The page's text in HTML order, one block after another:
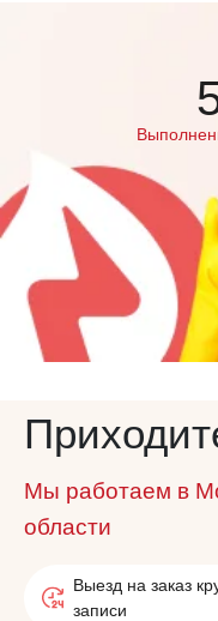
Мы работаем в
области
Выезд на заказ
записи